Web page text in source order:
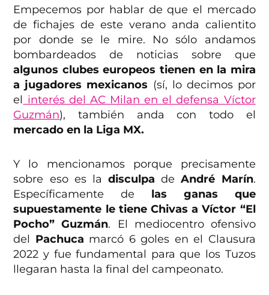
Empecemos por hablar de que el mercado
de fichajes de este verano anda calientito
por donde se le mire. No sólo andamos
bombardeados de noticias sobre que
algunos clubes europeos tienen en la mira
a jugadores mexicanos (sí, lo decimos por
el interés del AC Milan en el defensa Víctor
Guzmán), también anda con todo el
mercado en la Liga MX.
Y lo mencionamos porque precisamente
sobre eso es ladisculpa deAndré Marín.
Específicamente de las ganas que
supuestamente le tiene Chivas a Víctor “El
Pocho” Guzmán. El mediocentro ofensivo
del Pachuca marcó 6 goles en el Clausura
2022 y fue fundamental para que los Tuzos
llegaran hasta la final del campeonato.